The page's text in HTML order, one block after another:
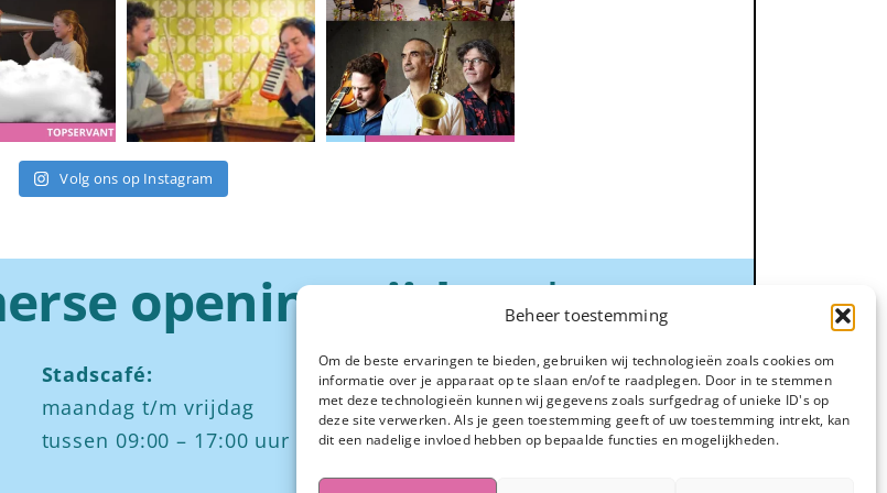
Beheer toestemming
Om de beste ervaringen te bieden, gebruiken wij technologieën zoals cookies om
informatie over je apparaat op te slaan en/of te raadplegen. Door in te stemmen
met deze technologieën kunnen wij gegevens zoals surfgedrag of unieke ID's op
deze site verwerken. Als je geen toestemming geeft of uw toestemming intrekt, kan
dit een nadelige invloed hebben op bepaalde functies en mogelijkheden.
Volg ons op Instagram
openingstijden☀️
Stadscafé:
maandag t/m vrijdag
tussen 09:00 – 17:00 uur
Zaalverhuur:
Iedere dag
ochtend: 08.00 tot 12.00
middag: 13.00 tot 17.00